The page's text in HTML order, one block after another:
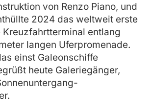
von Renzo Piano, und
2024 das weltweit erste
entlang
langen Uferpromenade.
einst Galeonschiffe
heute Galeriegänger,